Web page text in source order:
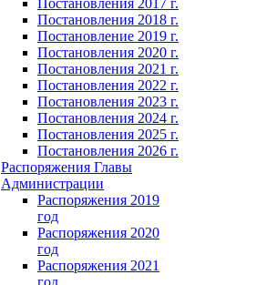
Постановления 2017 г.
Постановления 2018 г.
Постановление 2019 г.
Постановления 2020 г.
Постановления 2021 г.
Постановления 2022 г.
Постановления 2023 г.
Постановления 2024 г.
Постановления 2025 г.
Постановления 2026 г.
Распоряжения Главы
Администрации
Распоряжения 2019
год
Распоряжения 2020
год
Распоряжения 2021
год